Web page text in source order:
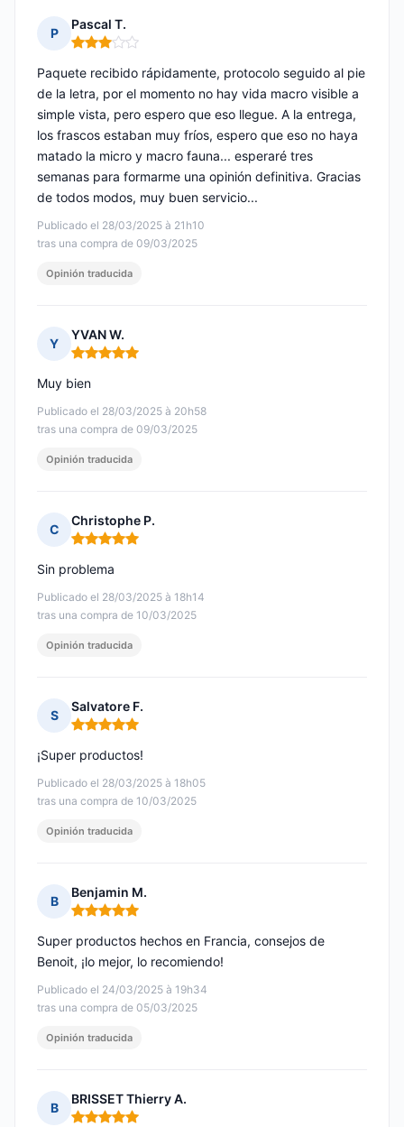
P
Pascal T.
Nota: 3 de 5
Publicado el 28/03/2025 à 21h10
tras una compra de 09/03/2025
Paquete recibido rápidamente, protocolo seguido al pie
de la letra, por el momento no hay vida macro visible a
simple vista, pero espero que eso llegue. A la entrega,
los frascos estaban muy fríos, espero que eso no haya
matado la micro y macro fauna... esperaré tres
semanas para formarme una opinión definitiva. Gracias
de todos modos, muy buen servicio...
Opinión traducida
Y
YVAN W.
Nota: 5 de 5
Publicado el 28/03/2025 à 20h58
tras una compra de 09/03/2025
Muy bien
Opinión traducida
C
Christophe P.
Nota: 5 de 5
Publicado el 28/03/2025 à 18h14
tras una compra de 10/03/2025
Sin problema
Opinión traducida
S
Salvatore F.
Nota: 5 de 5
Publicado el 28/03/2025 à 18h05
tras una compra de 10/03/2025
¡Super productos!
Opinión traducida
B
Benjamin M.
Nota: 5 de 5
Publicado el 24/03/2025 à 19h34
tras una compra de 05/03/2025
Super productos hechos en Francia, consejos de
Benoit, ¡lo mejor, lo recomiendo!
Opinión traducida
B
BRISSET Thierry A.